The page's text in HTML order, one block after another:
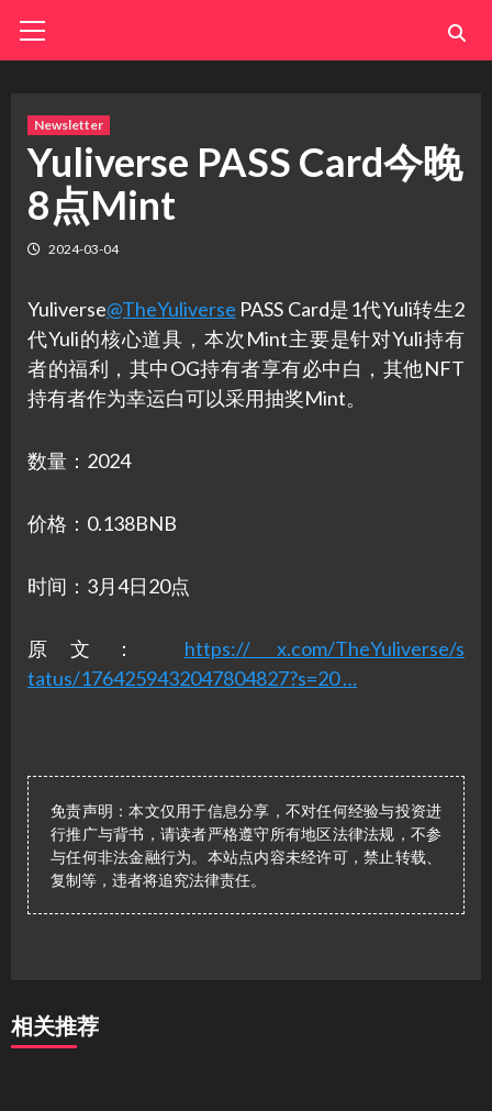
Menu
Newsletter
Yuliverse PASS Card今晚
8点Mint
2024-03-04
Yuliverse@TheYuliverse PASS Card是1代Yuli转生2
代Yuli的核心道具，本次Mint主要是针对Yuli持有
者的福利，其中OG持有者享有必中白，其他NFT
持有者作为幸运白可以采用抽奖Mint。
数量：2024
价格：0.138BNB
时间：3月4日20点
原文： https:// x.com/TheYuliverse/s
tatus/1764259432047804827?s=20 …
免责声明：本文仅用于信息分享，不对任何经验与投资进
行推广与背书，请读者严格遵守所有地区法律法规，不参
与任何非法金融行为。本站点内容未经许可，禁止转载、
复制等，违者将追究法律责任。
相关推荐